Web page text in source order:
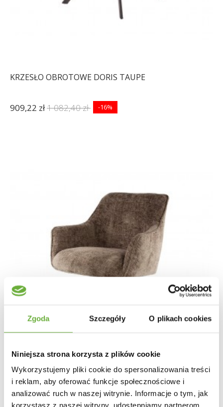
Zgoda Szczegóły O plikach cookies
Niniejsza strona korzysta z plików cookie
Wykorzystujemy pliki cookie do spersonalizowania treści
i reklam, aby oferować funkcje społecznościowe i
analizować ruch w naszej witrynie. Informacje o tym, jak
korzystasz z naszej witryny, udostępniamy partnerom
KRZESŁO OBROTOWE DORIS TAUPE
909,22 zł1 082,40 zł -16%